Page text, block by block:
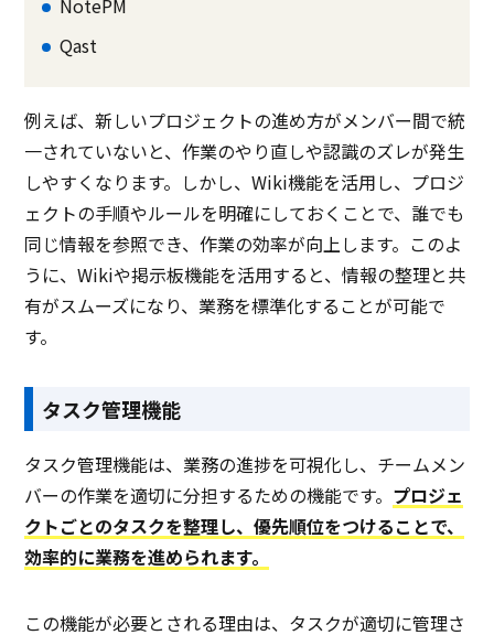
NotePM
Qast
例えば、新しいプロジェクトの進め方がメンバー間で統
一されていないと、作業のやり直しや認識のズレが発生
しやすくなります。しかし、Wiki機能を活用し、プロジ
ェクトの手順やルールを明確にしておくことで、誰でも
同じ情報を参照でき、作業の効率が向上します。このよ
うに、Wikiや掲示板機能を活用すると、情報の整理と共
有がスムーズになり、業務を標準化することが可能で
す。
タスク管理機能
タスク管理機能は、業務の進捗を可視化し、チームメン
バーの作業を適切に分担するための機能です。 プロジェ
クトごとのタスクを整理し、優先順位をつけることで、
効率的に業務を進められます。
この機能が必要とされる理由は、タスクが適切に管理さ